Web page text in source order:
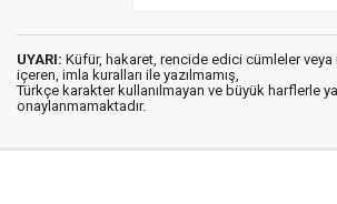
UYARI: Küfür, hakaret, rencide edici cümleler veya
içeren, imla kuralları ile yazılmamış,
Türkçe karakter kullanılmayan ve büyük harflerle
onaylanmamaktadır.